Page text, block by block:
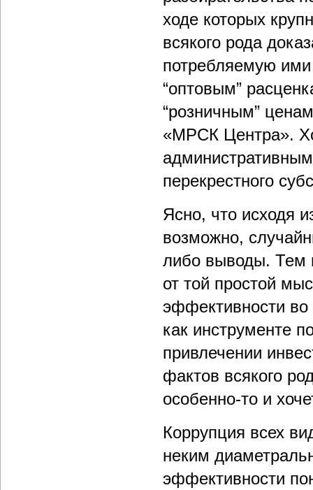
ходе которых
всякого рода
потребляемую ими
“оптовым”
“розничным”
«МРСК Центра».
перекрестного
Ясно, что исходя
возможно,
либо выводы. Тем
от той простой
эффективности во
как инструменте
привлечении
фактов всякого
особенно-то и
Коррупция всех
неким
эффективности